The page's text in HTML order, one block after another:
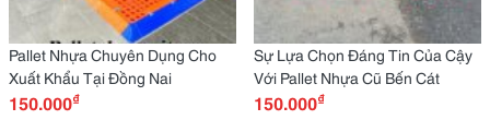
Pallet Nhựa Chuyên Dụng Cho
Xuất Khẩu Tại Đồng Nai
150.000₫
Sự Lựa Chọn Đáng Tin Của Cậy
Với Pallet Nhựa Cũ Bến Cát
150.000₫